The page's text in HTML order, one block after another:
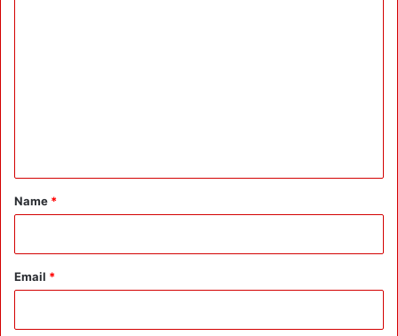
*
Name *
Email *